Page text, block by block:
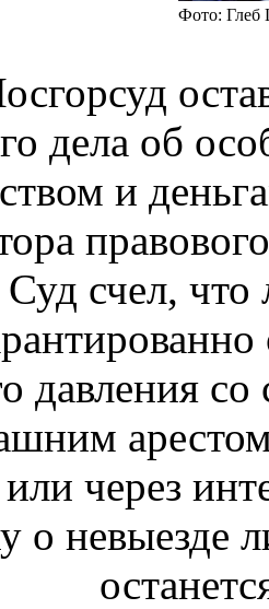
Фото:
дела об
и
счел,
давления
через
о невыезде